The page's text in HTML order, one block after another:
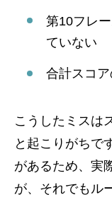
第10フレ
ていない
合計スコ
こうしたミスは
と起こりがちで
があるため、実
が、それでもル